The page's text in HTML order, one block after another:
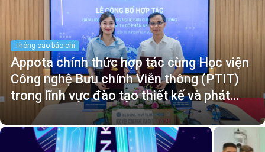
Thông cáo báo chí
Appota chính thức hợp tác cùng Học viện
Công nghệ Bưu chính Viễn thông (PTIT)
trong lĩnh vực đào tạo thiết kế và phát...